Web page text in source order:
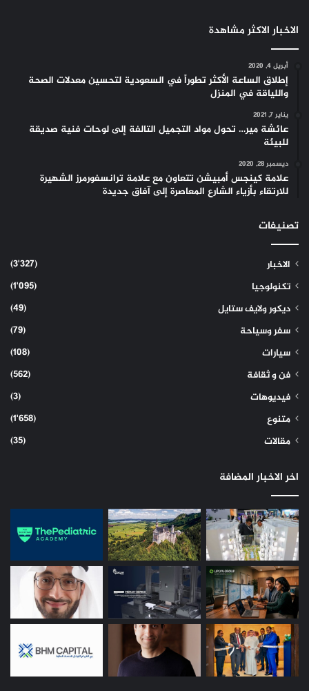
الاخبار الاكثر مشاهدة
أبريل 4, 2020
إطلاق الساعة الأكثر تطوراً في السعودية لتحسين معدلات الصحة
واللياقة في المنزل
يناير 7, 2021
عائشة مير… تحول مواد التجميل التالفة إلى لوحات فنية صديقة
للبيئة
ديسمبر 28, 2020
علامة كينجس أمبيشن تتعاون مع علامة ترانسفورمرز الشهيرة
للارتقاء بأزياء الشارع المعاصرة إلى آفاق جديدة
تصنيفات
الاخبار
(3٬327)
تكنولوجيا
(1٬095)
ديكور ولايف ستايل
(49)
سفر وسياحة
(79)
سيارات
(108)
فن و ثقافة
(562)
فيديوهات
(3)
متنوع
(1٬658)
مقالات
(35)
اخر الاخبار المضافة